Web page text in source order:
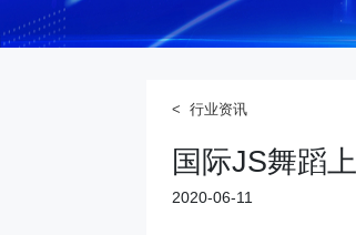
< 行业资讯
国际JS舞蹈
2020-06-11